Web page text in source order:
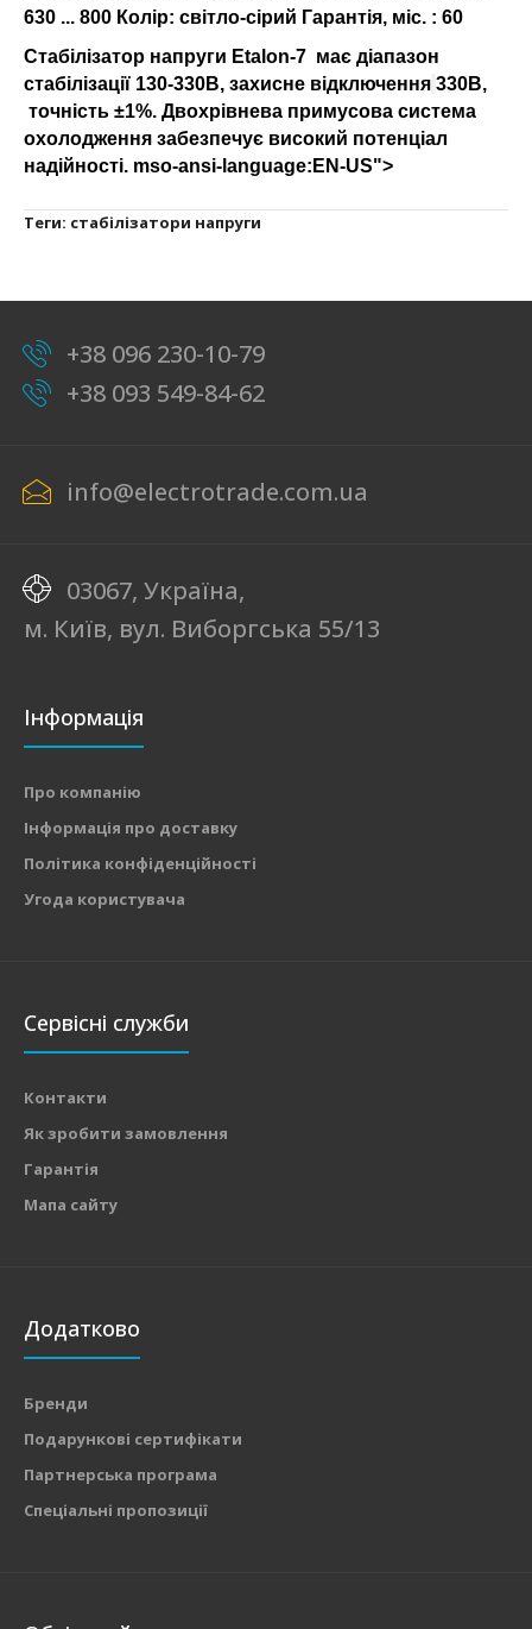
630 ... 800 Колір: світло-сірий Гарантія, міс. : 60
Стабілізатор напруги Etalon-7 має діапазон
стабілізації 130-330В, захисне відключення 330В,
точність ±1%. Двохрівнева примусова система
охолодження забезпечує високий потенціал
надійності. mso-ansi-language:EN-US">
Теги: стабілізатори напруги
+38 096 230-10-79
+38 093 549-84-62
info@electrotrade.com.ua
03067, Україна,
м. Київ, вул. Виборгська 55/13
Інформація
Про компанію
Інформація про доставку
Політика конфіденційності
Угода користувача
Сервісні служби
Контакти
Як зробити замовлення
Гарантія
Мапа сайту
Додатково
Бренди
Подарункові сертифікати
Партнерська програма
Спеціальні пропозиції